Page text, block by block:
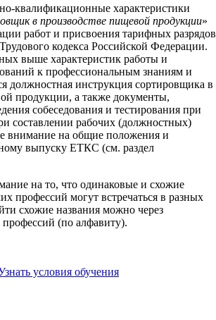
квалификационные характеристики
в производстве пищевой продукции»
работ и присвоения тарифных разрядов
кодекса Российской Федерации.
выше характеристик работы и
к профессиональным знаниям и
должностная инструкция сортировщика в
продукции, а также документы,
собеседования и тестирования при
составлении рабочих (должностных)
внимание на общие положения и
выпуску ЕТКС (см. раздел
на то, что одинаковые и схожие
профессий могут встречаться в разных
схожие названия можно через
(по алфавиту).
условия обучения